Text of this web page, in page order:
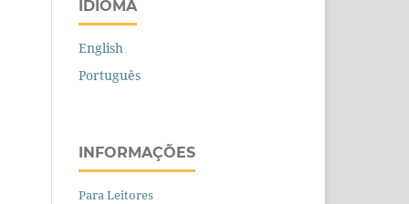
IDIOMA
English
Português
INFORMAÇÕES
Para Leitores